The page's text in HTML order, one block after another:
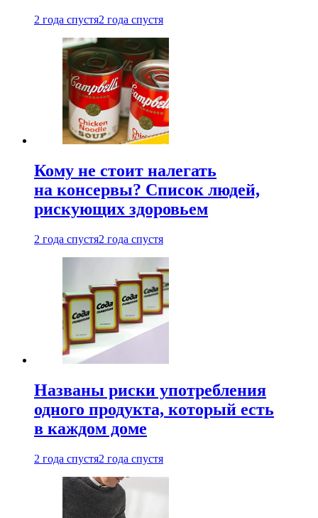
2 года спустя2 года спустя
Кому не стоит налегать
на консервы? Список людей,
рискующих здоровьем
2 года спустя2 года спустя
Названы риски употребления
одного продукта, который есть
в каждом доме
2 года спустя2 года спустя